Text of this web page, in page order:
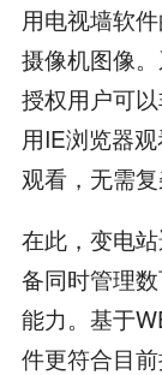
用电视墙软
摄像机图像
授权用户可
用IE浏览器
观看，无需复
在此，变电
备同时管理
能力。基于
件更符合目